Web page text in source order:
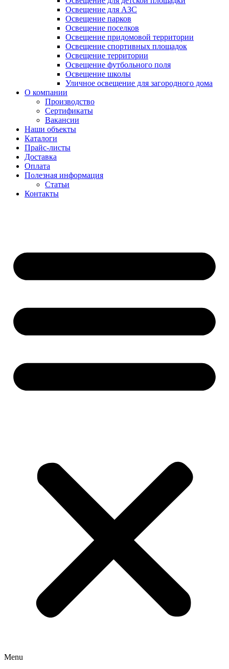
Освещение для АЗС
Освещение парков
Освещение поселков
Освещение придомовой территории
Освещение спортивных площадок
Освещение территории
Освещение футбольного поля
Освещение школы
Уличное освещение для загородного дома
О компании
Производство
Сертификаты
Вакансии
Наши объекты
Каталоги
Прайс-листы
Доставка
Оплата
Полезная информация
Статьи
Контакты
Menu